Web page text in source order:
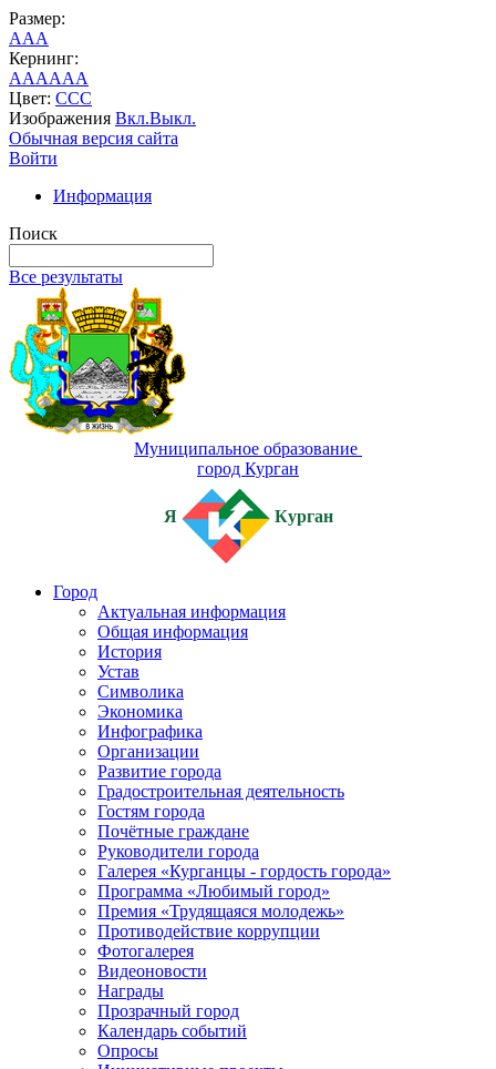
Размер:
AAA
Кернинг:
AAAAAA
Цвет: CCC
Изображения Вкл.Выкл.
Обычная версия сайта
Войти
Информация
Поиск
Все результаты
Муниципальное образование
город Курган
Я Курган
Город
Актуальная информация
Общая информация
История
Устав
Символика
Экономика
Инфографика
Организации
Развитие города
Градостроительная деятельность
Гостям города
Почётные граждане
Руководители города
Галерея «Курганцы - гордость города»
Программа «Любимый город»
Премия «Трудящаяся молодежь»
Противодействие коррупции
Фотогалерея
Видеоновости
Награды
Прозрачный город
Календарь событий
Опросы